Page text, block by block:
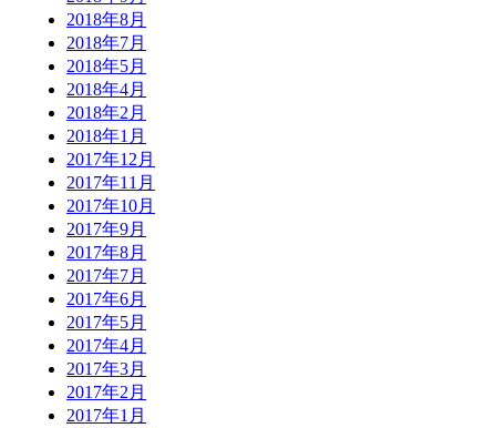
2018年8月
2018年7月
2018年5月
2018年4月
2018年2月
2018年1月
2017年12月
2017年11月
2017年10月
2017年9月
2017年8月
2017年7月
2017年6月
2017年5月
2017年4月
2017年3月
2017年2月
2017年1月